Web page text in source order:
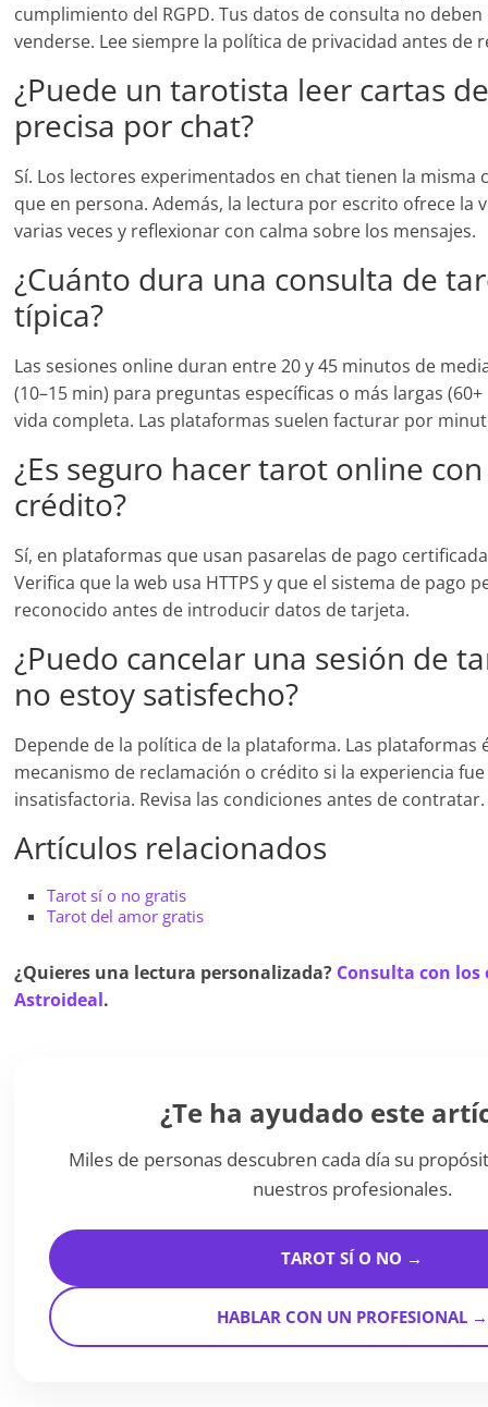
cumplimiento del RGPD. Tus datos de consulta no
venderse. Lee siempre la política de privacidad antes de
¿Puede un tarotista leer cartas
precisa por chat?
Sí. Los lectores experimentados en chat tienen la
que en persona. Además, la lectura por escrito ofrece la
varias veces y reflexionar con calma sobre los mensajes.
¿Cuánto dura una consulta de
típica?
Las sesiones online duran entre 20 y 45 minutos de
(10–15 min) para preguntas específicas o más largas
vida completa. Las plataformas suelen facturar por
¿Es seguro hacer tarot online
crédito?
Sí, en plataformas que usan pasarelas de pago
Verifica que la web usa HTTPS y que el sistema de pago
reconocido antes de introducir datos de tarjeta.
¿Puedo cancelar una sesión de
no estoy satisfecho?
Depende de la política de la plataforma. Las plataformas
mecanismo de reclamación o crédito si la experiencia
insatisfactoria. Revisa las condiciones antes de contratar.
Artículos relacionados
Tarot sí o no gratis
Tarot del amor gratis
¿Quieres una lectura personalizada? Consulta con
Astroideal.
¿Te ha ayudado este
Miles de personas descubren cada día su
nuestros profesionales.
TAROT SÍ O NO →
HABLAR CON UN PROFESIONAL →